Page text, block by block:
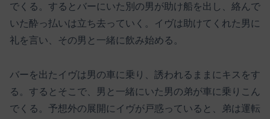
でくる。するとバーにいた別の男が助け船を出し、絡んで
いた酔っ払いは立ち去っていく。イヴは助けてくれた男に
礼を言い、その男と一緒に飲み始める。
バーを出たイヴは男の車に乗り、誘われるままにキスをす
る。するとそこで、男と一緒にいた男の弟が車に乗りこん
でくる。予想外の展開にイヴが戸惑っていると、弟は運転